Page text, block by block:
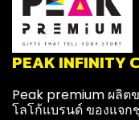
PEAK INFINITY
Peak premium ผลิต
โลโก้แบรนด์ ของแจ